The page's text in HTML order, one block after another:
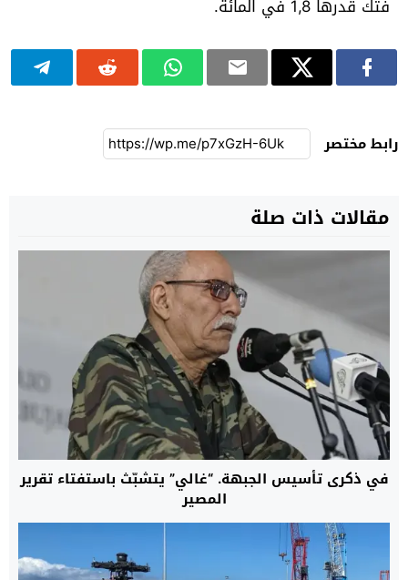
فتك قدرها 1,8 في المائة.
رابط مختصر
مقالات ذات صلة
في ذكرى تأسيس الجبهة. “غالي” يتشبّث باستفتاء تقرير
المصير